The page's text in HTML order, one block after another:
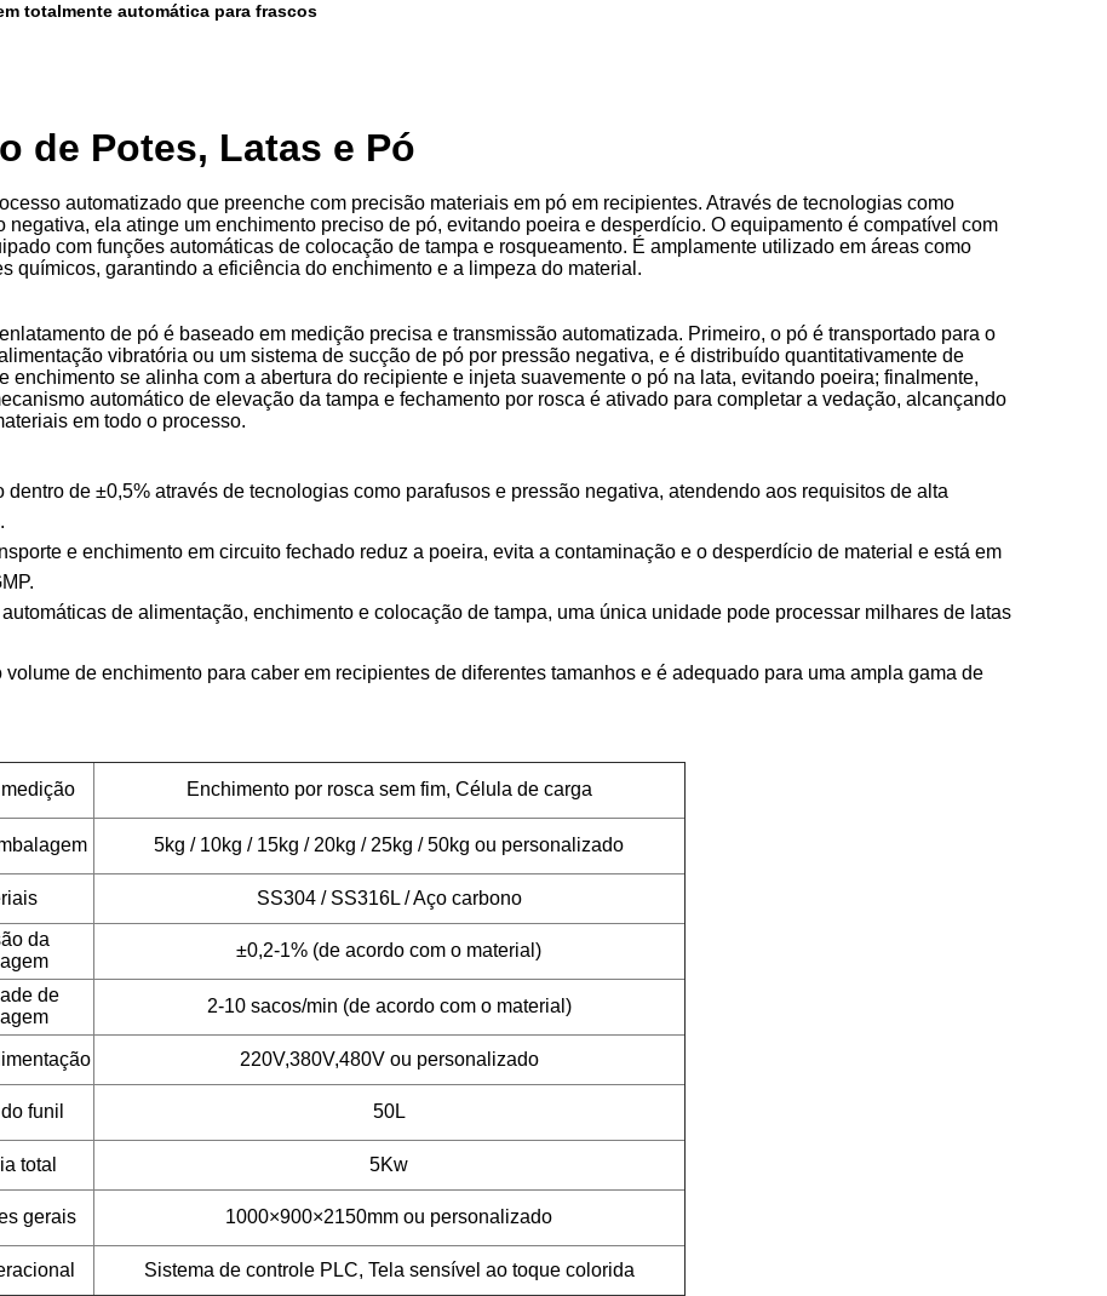
totalmente automática para frascos
de Potes, Latas e Pó
automatizado que preenche com precisão materiais em pó em recipientes. Através de tecnologias como
ela atinge um enchimento preciso de pó, evitando poeira e desperdício. O equipamento é compatível com
com funções automáticas de colocação de tampa e rosqueamento. É amplamente utilizado em áreas como
químicos, garantindo a eficiência do enchimento e a limpeza do material.
de pó é baseado em medição precisa e transmissão automatizada. Primeiro, o pó é transportado para o
vibratória ou um sistema de sucção de pó por pressão negativa, e é distribuído quantitativamente de
enchimento se alinha com a abertura do recipiente e injeta suavemente o pó na lata, evitando poeira; finalmente,
automático de elevação da tampa e fechamento por rosca é ativado para completar a vedação, alcançando
em todo o processo.
de ±0,5% através de tecnologias como parafusos e pressão negativa, atendendo aos requisitos de alta
e enchimento em circuito fechado reduz a poeira, evita a contaminação e o desperdício de material e está em
de alimentação, enchimento e colocação de tampa, uma única unidade pode processar milhares de latas
de enchimento para caber em recipientes de diferentes tamanhos e é adequado para uma ampla gama de
Enchimento por rosca sem fim, Célula de carga
5kg / 10kg / 15kg / 20kg / 25kg / 50kg ou personalizado
SS304 / SS316L / Aço carbono
da
±0,2-1% (de acordo com o material)
de
2-10 sacos/min (de acordo com o material)
220V,380V,480V ou personalizado
funil 50L
total 5Kw
gerais 1000×900×2150mm ou personalizado
Sistema de controle PLC, Tela sensível ao toque colorida